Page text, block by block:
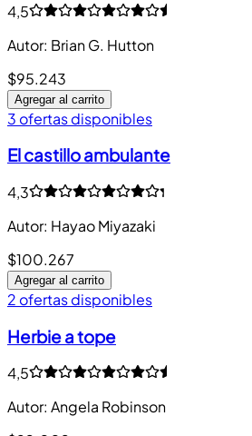
4,5
Autor: Brian G. Hutton
$95.243
Agregar al carrito
3 ofertas disponibles
El castillo ambulante
4,3
Autor: Hayao Miyazaki
$100.267
Agregar al carrito
2 ofertas disponibles
Herbie a tope
4,5
Autor: Angela Robinson